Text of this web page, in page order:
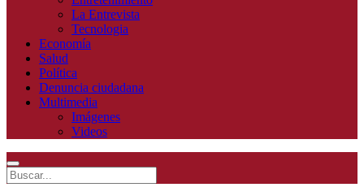
La Entrevista
Tecnologia
Economía
Salud
Política
Denuncia ciudadana
Multimedia
Imágenes
Videos